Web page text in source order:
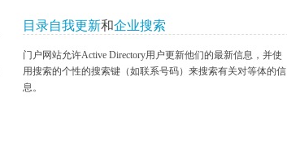
目录自我更新和企业搜索
门户网站允许Active Directory用户更新他们的最新信息，并使
用搜索的个性的搜索键（如联系号码）来搜索有关对等体的信
息。